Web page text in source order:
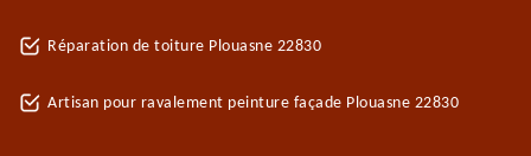
Réparation de toiture Plouasne 22830
Artisan pour ravalement peinture façade Plouasne 22830